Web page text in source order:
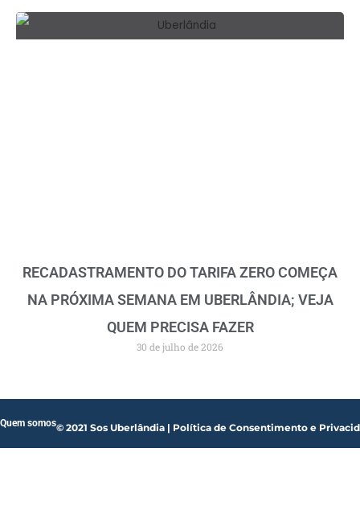
RECADASTRAMENTO DO TARIFA ZERO COMEÇA
NA PRÓXIMA SEMANA EM UBERLÂNDIA; VEJA
QUEM PRECISA FAZER
30 de julho de 2026
© 2021 Sos Uberlândia | Política de Consentimento e
Quem somos